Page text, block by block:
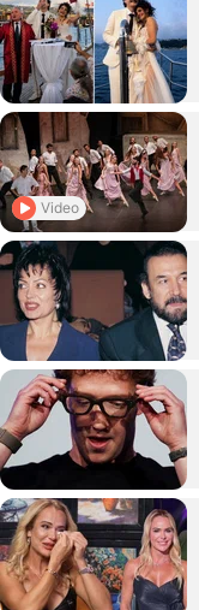
Video